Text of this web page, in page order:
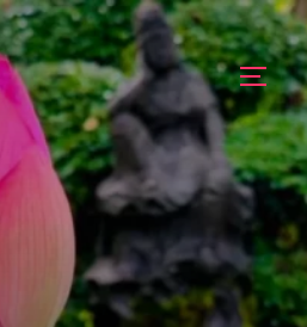
サイド